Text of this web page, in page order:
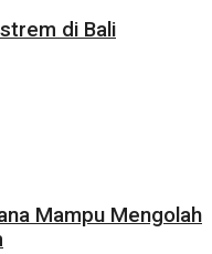
di Bali
Mampu Mengolah